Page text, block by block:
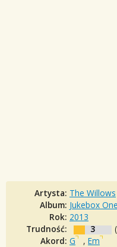
Artysta: The Willows
Album: Jukebox
Rok: 2013
Trudność:
3 (
Akord: G , Em